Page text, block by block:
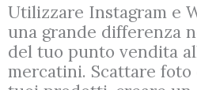
Utilizzare Instagram e
una grande differenza
del tuo punto vendita
mercatini. Scattare